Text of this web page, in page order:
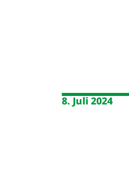
8. Juli 2024